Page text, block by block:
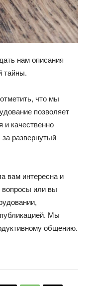
нам описания
тайны.
что мы
позволяет
и качественно
развернутый
вам интересна и
вопросы или вы
Мы
общению.